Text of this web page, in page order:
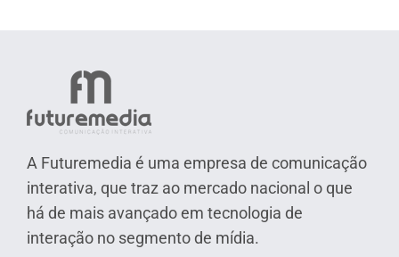
A Futuremedia é uma empresa de comunicação
interativa, que traz ao mercado nacional o que
há de mais avançado em tecnologia de
interação no segmento de mídia.